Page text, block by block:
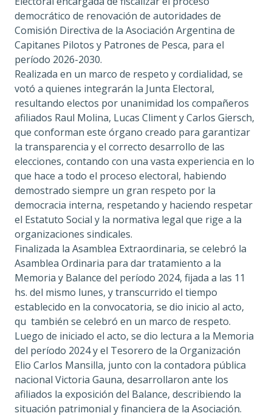
democrático de renovación de autoridades de
Comisión Directiva de la Asociación Argentina de
Capitanes Pilotos y Patrones de Pesca, para el
período 2026-2030.
Realizada en un marco de respeto y cordialidad, se
votó a quienes integrarán la Junta Electoral,
resultando electos por unanimidad los compañeros
afiliados Raul Molina, Lucas Climent y Carlos Giersch,
que conforman este órgano creado para garantizar
la transparencia y el correcto desarrollo de las
elecciones, contando con una vasta experiencia en lo
que hace a todo el proceso electoral, habiendo
demostrado siempre un gran respeto por la
democracia interna, respetando y haciendo respetar
el Estatuto Social y la normativa legal que rige a la
organizaciones sindicales.
Finalizada la Asamblea Extraordinaria, se celebró la
Asamblea Ordinaria para dar tratamiento a la
Memoria y Balance del período 2024, fijada a las 11
hs. del mismo lunes, y transcurrido el tiempo
establecido en la convocatoria, se dio inicio al acto,
qu también se celebró en un marco de respeto.
Luego de iniciado el acto, se dio lectura a la Memoria
del período 2024 y el Tesorero de la Organización
Elio Carlos Mansilla, junto con la contadora pública
nacional Victoria Gauna, desarrollaron ante los
afiliados la exposición del Balance, describiendo la
situación patrimonial y financiera de la Asociación.